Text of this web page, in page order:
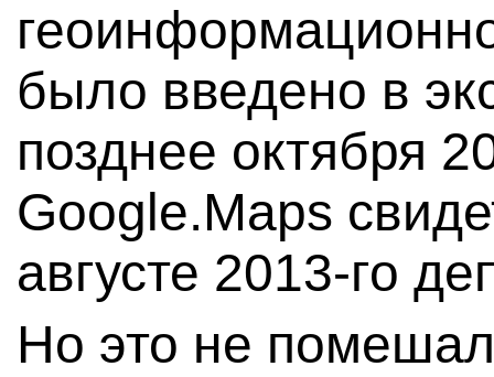
было введено в
позднее октября
Google.Maps
августе 2013-го
Но это не